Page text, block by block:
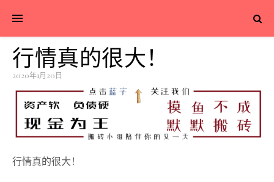
行情真的很大！
2020年1月20日
行情真的很大！